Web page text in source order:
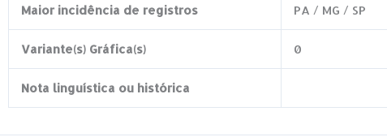
Maior incidência de registros PA / MG / SP
Variante(s) Gráfica(s) 0
Nota linguística ou histórica